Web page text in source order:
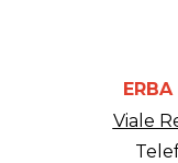
Viale